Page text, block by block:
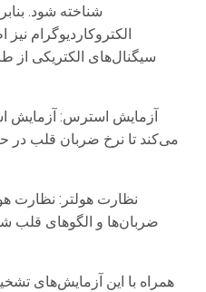
شناخته شود.
الکتروکاردیوگرام
سیگنال‌های الکتریکی از
آزمایش استرس: آزمایش
می‌کند تا نرخ ضربان قلب در
نظارت هولتر: نظارت
ضربان‌ها و الگوهای قلب
همراه با این آزمایش‌های